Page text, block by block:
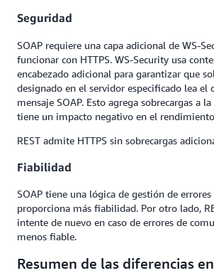
Seguridad
SOAP requiere una capa adicional de WS-
funcionar con HTTPS. WS-Security usa
encabezado adicional para garantizar que
designado en el servidor especificado lea el
mensaje SOAP. Esto agrega sobrecargas a
tiene un impacto negativo en el
REST admite HTTPS sin sobrecargas
Fiabilidad
SOAP tiene una lógica de gestión de
proporciona más fiabilidad. Por otro lado,
intente de nuevo en caso de errores de
menos fiable.
Resumen de las diferencias